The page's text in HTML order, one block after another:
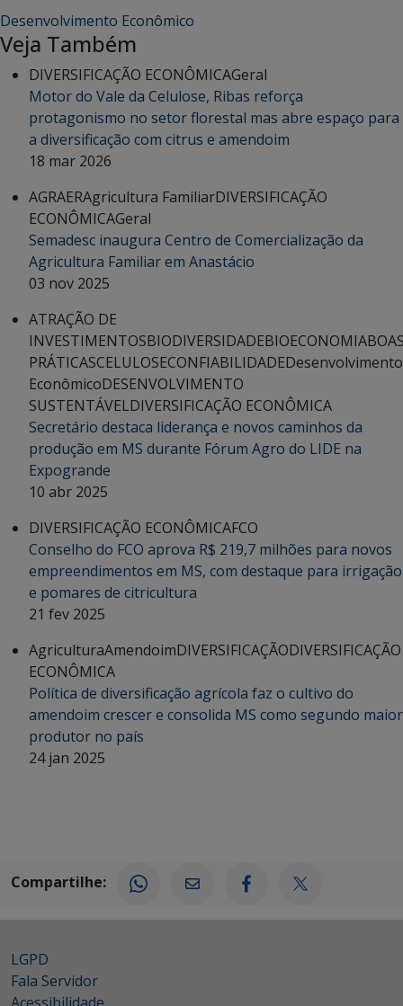
Desenvolvimento Econômico
Veja Também
DIVERSIFICAÇÃO ECONÔMICAGeral
Motor do Vale da Celulose, Ribas reforça
protagonismo no setor florestal mas abre espaço para
a diversificação com citrus e amendoim
18 mar 2026
AGRAERAgricultura FamiliarDIVERSIFICAÇÃO
ECONÔMICAGeral
Semadesc inaugura Centro de Comercialização da
Agricultura Familiar em Anastácio
03 nov 2025
ATRAÇÃO DE
INVESTIMENTOSBIODIVERSIDADEBIOECONOMIA
PRÁTICASCELULOSECONFIABILIDADEDesenvolvimento
EconômicoDESENVOLVIMENTO
SUSTENTÁVELDIVERSIFICAÇÃO ECONÔMICA
Secretário destaca liderança e novos caminhos da
produção em MS durante Fórum Agro do LIDE na
Expogrande
10 abr 2025
DIVERSIFICAÇÃO ECONÔMICAFCO
Conselho do FCO aprova R$ 219,7 milhões para novos
empreendimentos em MS, com destaque para irrigação
e pomares de citricultura
21 fev 2025
AgriculturaAmendoimDIVERSIFICAÇÃODIVERSIFICAÇÃO
ECONÔMICA
Política de diversificação agrícola faz o cultivo do
amendoim crescer e consolida MS como segundo maior
produtor no país
24 jan 2025
Compartilhe:
LGPD
Fala Servidor